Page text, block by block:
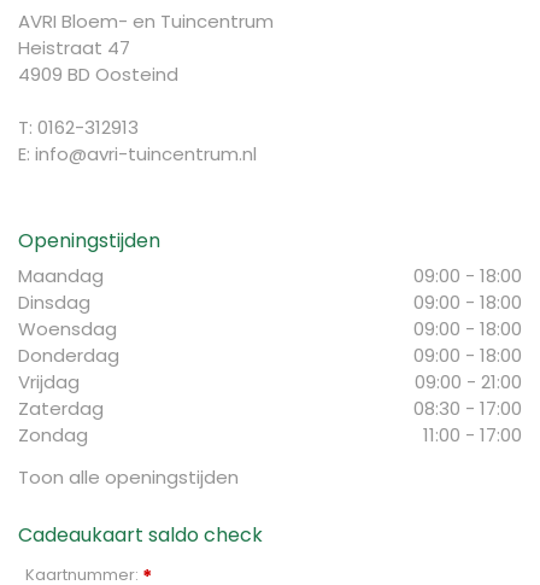
AVRI Bloem- en Tuincentrum
Heistraat 47
4909 BD Oosteind
T: 0162-312913
E: info@avri-tuincentrum.nl
Openingstijden
Maandag
09:00 - 18:00
Dinsdag
09:00 - 18:00
Woensdag
09:00 - 18:00
Donderdag
09:00 - 18:00
Vrijdag
09:00 - 21:00
Zaterdag
08:30 - 17:00
Zondag
11:00 - 17:00
Toon alle openingstijden
Cadeaukaart saldo check
Kaartnummer: *